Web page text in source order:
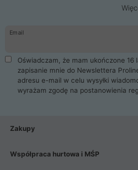
Email
Oświadczam, że mam ukończone 16
zapisanie mnie do Newslettera
adresu e-mail w celu wysyłki
wyrażam zgodę na postanowienia
Zakupy
Współpraca hurtowa i MŚP